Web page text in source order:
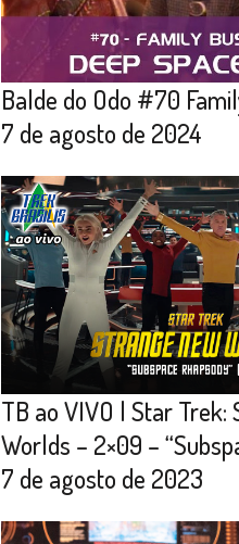
Balde do Odo #70
7 de agosto de 2024
TB ao VIVO | Star
Worlds – 2×09 –
7 de agosto de 2023